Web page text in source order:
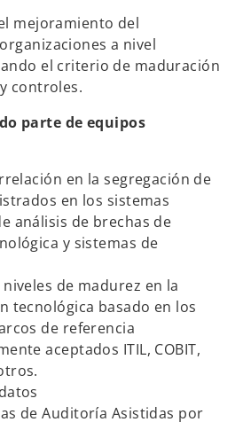
b
r
e
e
u
a
e
a
v
mejoramiento del
a nivel
el criterio de maduración
controles.
parte de equipos
en la segregación de
en los sistemas
análisis de brechas de
y sistemas de
de madurez en la
tecnológica basado en los
de referencia
aceptados ITIL, COBIT,
de Auditoría Asistidas por